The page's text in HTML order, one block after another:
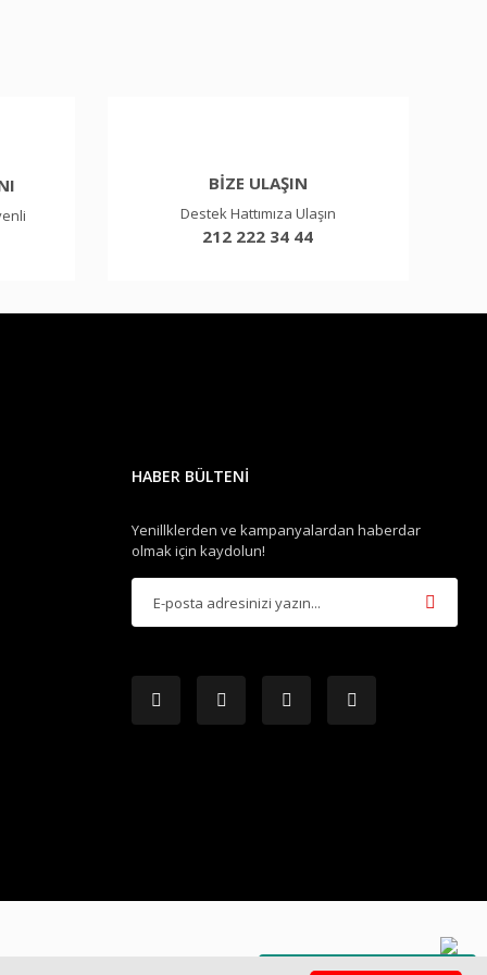
BİZE ULAŞIN
Destek Hattımıza Ulaşın
212 222 34 44
HABER BÜLTENİ
Yenillklerden ve kampanyalardan haberdar
olmak için kaydolun!